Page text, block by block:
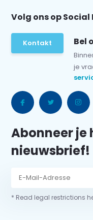
Volg ons op Social
Kontakt Bel
je
Abonneer je
nieuwsbrief!
* Read legal restrictions